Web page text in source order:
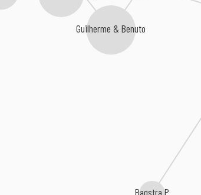
Guilherme & Benuto
Bagstra P